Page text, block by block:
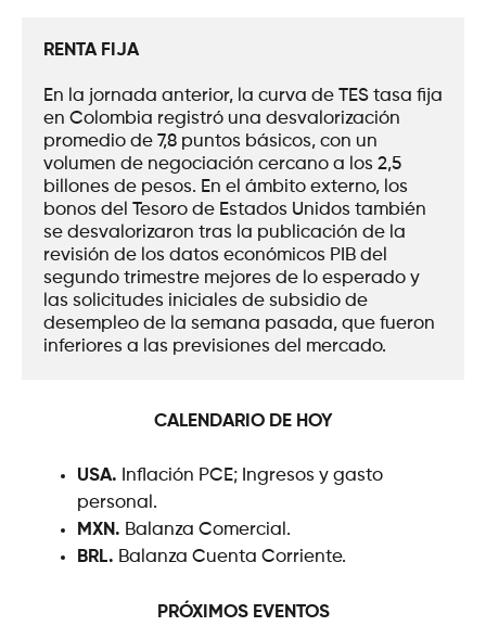
RENTA FIJA
En la jornada anterior, la curva de TES tasa fija
en Colombia registró una desvalorización
promedio de 7,8 puntos básicos, con un
volumen de negociación cercano a los 2,5
billones de pesos. En el ámbito externo, los
bonos del Tesoro de Estados Unidos también
se desvalorizaron tras la publicación de la
revisión de los datos económicos PIB del
segundo trimestre mejores de lo esperado y
las solicitudes iniciales de subsidio de
desempleo de la semana pasada, que fueron
inferiores a las previsiones del mercado.
CALENDARIO DE HOY
USA. Inflación PCE; Ingresos y gasto
personal.
MXN. Balanza Comercial.
BRL. Balanza Cuenta Corriente.
PRÓXIMOS EVENTOS